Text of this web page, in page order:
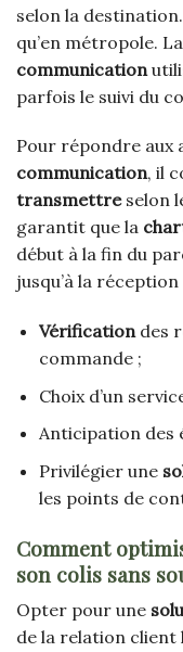
selon la
qu’en métropole.
communication
parfois le suivi du
Pour répondre aux
communication, il
transmettreselon
garantit que la
début à la fin du
jusqu’à la réception
Vérificationdes
commande ;
Choix d’un
Anticipation des
Privilégier une
les points de
Comment
son colis sans
Opter pour une
de la relation client